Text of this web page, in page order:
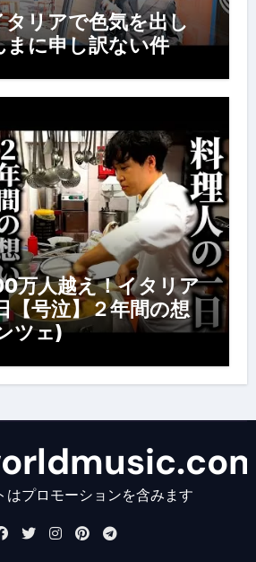
リアで色気を出し
に申し訳ない件
万人越え！イタリア
【号泣】２年間の想
ツェ)
はプロモーションを含みます